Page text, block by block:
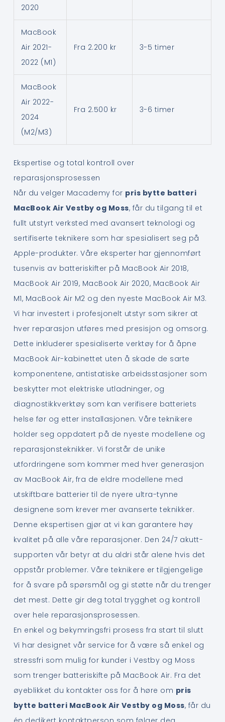
2020
MacBook
Air 2021-
2022 (M1)
Fra 2.200 kr 3-5 timer
MacBook
Air 2022-
2024
(M2/M3)
Fra 2.500 kr 3-6 timer
Ekspertise og total kontroll over
reparasjonsprosessen
Når du velger Macademy for pris bytte batteri
MacBook Air Vestby og Moss, får du tilgang til et
fullt utstyrt verksted med avansert teknologi og
sertifiserte teknikere som har spesialisert seg på
Apple-produkter. Våre eksperter har gjennomført
tusenvis av batteriskifter på MacBook Air 2018,
MacBook Air 2019, MacBook Air 2020, MacBook Air
M1, MacBook Air M2 og den nyeste MacBook Air M3.
Vi har investert i profesjonelt utstyr som sikrer at
hver reparasjon utføres med presisjon og omsorg.
Dette inkluderer spesialiserte verktøy for å åpne
MacBook Air-kabinettet uten å skade de sarte
komponentene, antistatiske arbeidsstasjoner som
beskytter mot elektriske utladninger, og
diagnostikkverktøy som kan verifisere batteriets
helse før og etter installasjonen. Våre teknikere
holder seg oppdatert på de nyeste modellene og
reparasjonsteknikker. Vi forstår de unike
utfordringene som kommer med hver generasjon
av MacBook Air, fra de eldre modellene med
utskiftbare batterier til de nyere ultra-tynne
designene som krever mer avanserte teknikker.
Denne ekspertisen gjør at vi kan garantere høy
kvalitet på alle våre reparasjoner. Den 24/7 akutt-
supporten vår betyr at du aldri står alene hvis det
oppstår problemer. Våre teknikere er tilgjengelige
for å svare på spørsmål og gi støtte når du trenger
det mest. Dette gir deg total trygghet og kontroll
over hele reparasjonsprosessen.
En enkel og bekymringsfri prosess fra start til slutt
Vi har designet vår service for å være så enkel og
stressfri som mulig for kunder i Vestby og Moss
som trenger batteriskifte på MacBook Air. Fra det
øyeblikket du kontakter oss for å høre om pris
bytte batteri MacBook Air Vestby og Moss, får du